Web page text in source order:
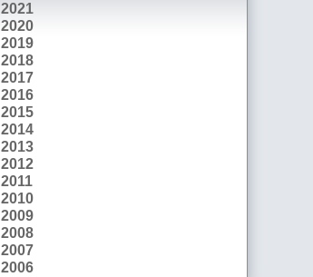
2021
2020
2019
2018
2017
2016
2015
2014
2013
2012
2011
2010
2009
2008
2007
2006